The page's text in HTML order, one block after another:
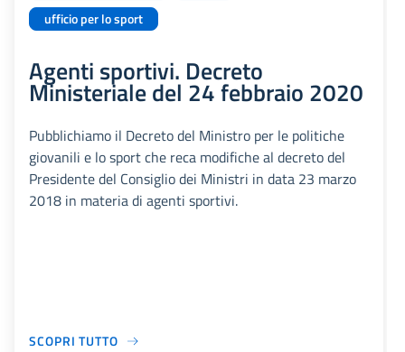
ufficio per lo sport
Agenti sportivi. Decreto
Ministeriale del 24 febbraio 2020
Pubblichiamo il Decreto del Ministro per le politiche
giovanili e lo sport che reca modifiche al decreto del
Presidente del Consiglio dei Ministri in data 23 marzo
2018 in materia di agenti sportivi.
SCOPRI TUTTO